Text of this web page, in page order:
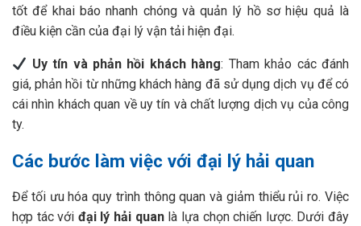
tốt để khai báo nhanh chóng và quản lý hồ sơ hiệu quả là
điều kiện cần của đại lý vận tải hiện đại.
Uy tín và phản hồi khách hàng: Tham khảo các đánh
giá, phản hồi từ những khách hàng đã sử dụng dịch vụ để có
cái nhìn khách quan về uy tín và chất lượng dịch vụ của công
ty.
Các bước làm việc với đại lý hải quan
Để tối ưu hóa quy trình thông quan và giảm thiểu rủi ro. Việc
hợp tác với đại lý hải quanlà lựa chọn chiến lược. Dưới đây